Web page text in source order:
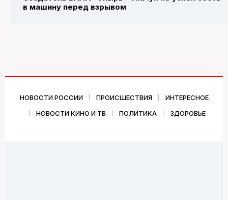
в машину перед взрывом
НОВОСТИ РОССИИ ПРОИСШЕСТВИЯ
ИНТЕРЕСНОЕ
НОВОСТИ КИНО И ТВ
ПОЛИТИКА ЗДОРОВЬЕ